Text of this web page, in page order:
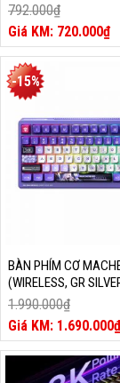
792.000₫
Giá
gốc
là:
792.000₫.
720.000₫
Giá
hiện
tại
là:
-15%
BÀN PHÍM CƠ
(WIRELESS, GR
MÀU TÍM ANIME)
1.990.000₫
Giá
gốc
là:
1.990.000₫.
1.690.000₫
Giá
hiện